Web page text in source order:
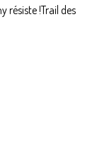
résiste !Trail des